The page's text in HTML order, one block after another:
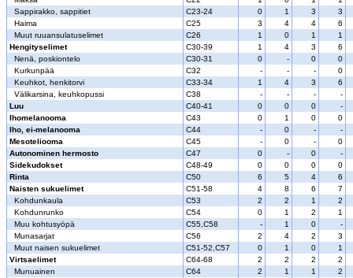
Sappirakko, sappitiet
C23-24 0 1 3
3
Haima
C25 3 4 4
6
Muut ruuansulatuselimet
C26 1 0 1
1
Hengityselimet
C30-39 1 4 3
6
Nenä, poskiontelo
C30-31 0 - 0
0
Kurkunpää
C32 - - -
0
Keuhkot, henkitorvi
C33-34 1 4 3
6
Välikarsina, keuhkopussi
C38 - - -
-
Luu
C40-41 0 0 0
-
Ihomelanooma
C43 0 1 0
0
Iho, ei-melanooma
C44 - 0 -
-
Mesoteliooma
C45 - 0 -
0
Autonominen hermosto
C47 0 - 0
-
Sidekudokset
C48-49 0 0 0
0
Rinta
C50 6 5 4
6
Naisten sukuelimet
C51-58 4 8 6
7
Kohdunkaula
C53 2 2 1
2
Kohdunrunko
C54 0 1 2
1
Muu kohtusyöpä
C55,C58 - 1 0
-
Munasarjat
C56 2 4 2
3
Muut naisen sukuelimet
C51-52,C57 0 1 0
1
Virtsaelimet
C64-68 2 2 2
2
Munuainen
C64 2 1 1
2